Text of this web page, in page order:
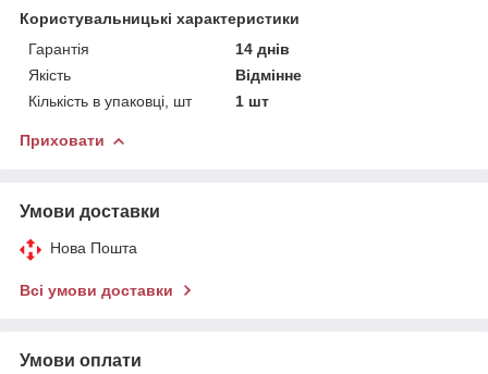
Користувальницькі характеристики
Гарантія
14 днів
Якість
Відмінне
Кількість в упаковці, шт
1 шт
Приховати
Умови доставки
Нова Пошта
Всі умови доставки
Умови оплати